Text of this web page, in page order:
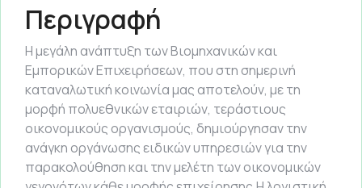
Περιγραφή
Η μεγάλη ανάπτυξη των Βιομηχανικών και
Εμπορικών Επιχειρήσεων, που στη σημερινή
καταναλωτική κοινωνία μας αποτελούν, με τη
μορφή πολυεθνικών εταιριών, τεράστιους
οικονομικούς οργανισμούς, δημιούργησαν την
ανάγκη οργάνωσης ειδικών υπηρεσιών για την
παρακολούθηση και την μελέτη των οικονομικών